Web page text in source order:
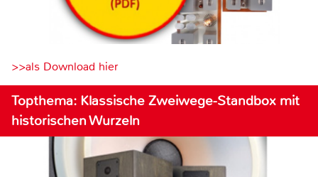
>>als Download hier
Topthema: Klassische Zweiwege-Standbox mit
historischen Wurzeln